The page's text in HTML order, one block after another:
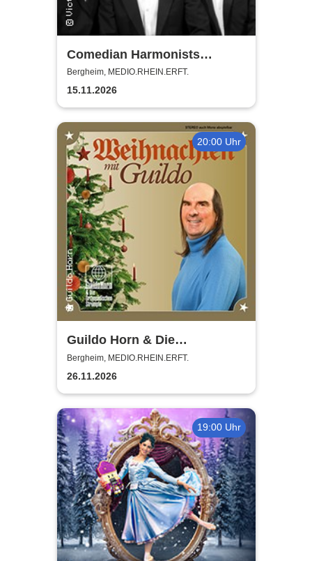
Comedian Harmonists
Forever - Das Leben ein
Konzert
Bergheim, MEDIO.RHEIN.ERFT.
15.11.2026
20:00 Uhr
Guildo Horn & Die
Orthopädischen Strümpfe -
Weihnachten mit Guildo
Bergheim, MEDIO.RHEIN.ERFT.
26.11.2026
19:00 Uhr